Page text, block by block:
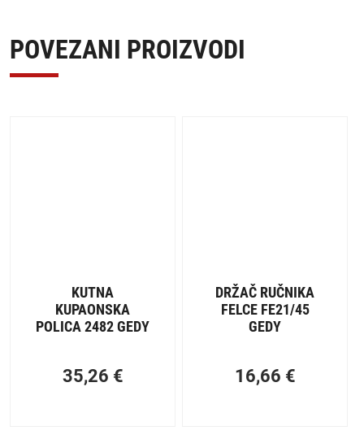
POVEZANI PROIZVODI
KUTNA
KUPAONSKA
POLICA 2482 GEDY
35,26 €
DRŽAČ RUČNIKA
FELCE FE21/45
GEDY
16,66 €